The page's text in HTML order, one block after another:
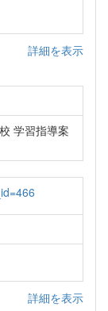
詳細を表示
学習指導案
詳細を表示